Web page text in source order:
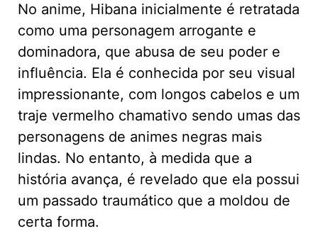
No anime, Hibana inicialmente é retratada
como uma personagem arrogante e
dominadora, que abusa de seu poder e
influência. Ela é conhecida por seu visual
impressionante, com longos cabelos e um
traje vermelho chamativo sendo umas das
personagens de animes negras mais
lindas. No entanto, à medida que a
história avança, é revelado que ela possui
um passado traumático que a moldou de
certa forma.